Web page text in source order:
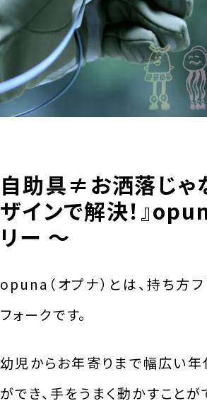
自助具≠お洒落じゃ
ザインで解決！』
リー 〜
opuna（オプナ）とは、持ち方
フォークです。
幼児からお年寄りまで幅広い年
ができ、手をうまく動かすこと